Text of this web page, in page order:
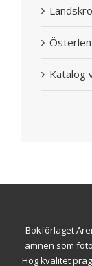
Katalog
Bokförlaget
ämnen som
Hög kvalitet